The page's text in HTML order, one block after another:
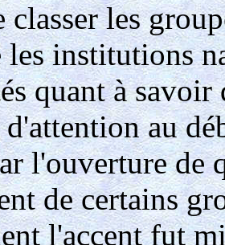
classer les
les institutions
quant à savoir
d'attention au
l'ouverture de
de certains
l'accent fut